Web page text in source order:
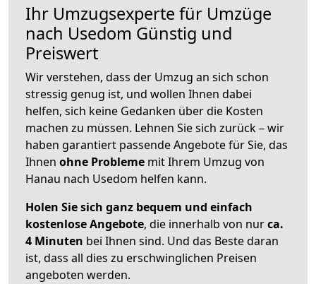
Ihr Umzugsexperte für Umzüge
nach Usedom Günstig und
Preiswert
Wir verstehen, dass der Umzug an sich schon
stressig genug ist, und wollen Ihnen dabei
helfen, sich keine Gedanken über die Kosten
machen zu müssen. Lehnen Sie sich zurück – wir
haben garantiert passende Angebote für Sie, das
Ihnen ohne Probleme mit Ihrem Umzug von
Hanau nach Usedom helfen kann.
Holen Sie sich ganz bequem und einfach
kostenlose Angebote, die innerhalb von nurca.
4 Minuten bei Ihnen sind. Und das Beste daran
ist, dass all dies zu erschwinglichen Preisen
angeboten werden.